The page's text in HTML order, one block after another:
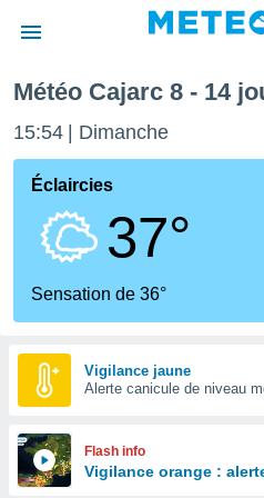
de
Météo Cajarc 8 - 14
15:54 Dimanche
Éclaircies
37°
Sensation de 36°
Vigilance jaune
Alerte canicule de niveau
Flash info
Vigilance orange :